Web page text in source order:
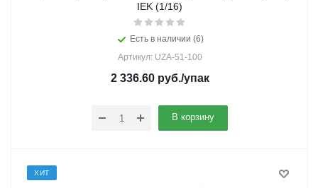
IEK (1/16)
Есть в наличии (6)
Артикул: UZA-51-100
2 336.60руб./упак
В корзину
ХИТ